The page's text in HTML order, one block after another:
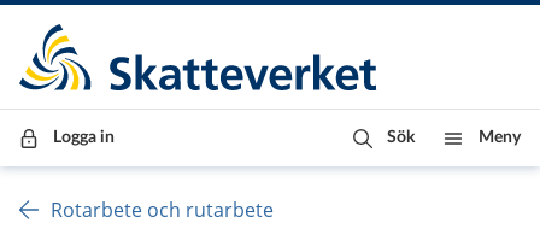
Till innehåll
Till navigationen
Till chattrobot
Logga in Sök Meny
Rotarbete och rutarbete